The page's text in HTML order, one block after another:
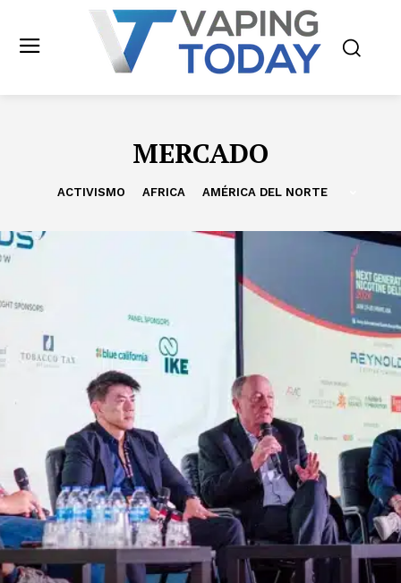
MERCADO
ACTIVISMO AFRICA AMÉRICA DEL NORTE